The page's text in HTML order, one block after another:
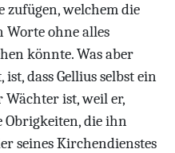
zufügen, welchem die
Worte ohne alles
könnte. Was aber
dass Gellius selbst ein
ist, weil er,
Obrigkeiten, die ihn
seines Kirchendienstes